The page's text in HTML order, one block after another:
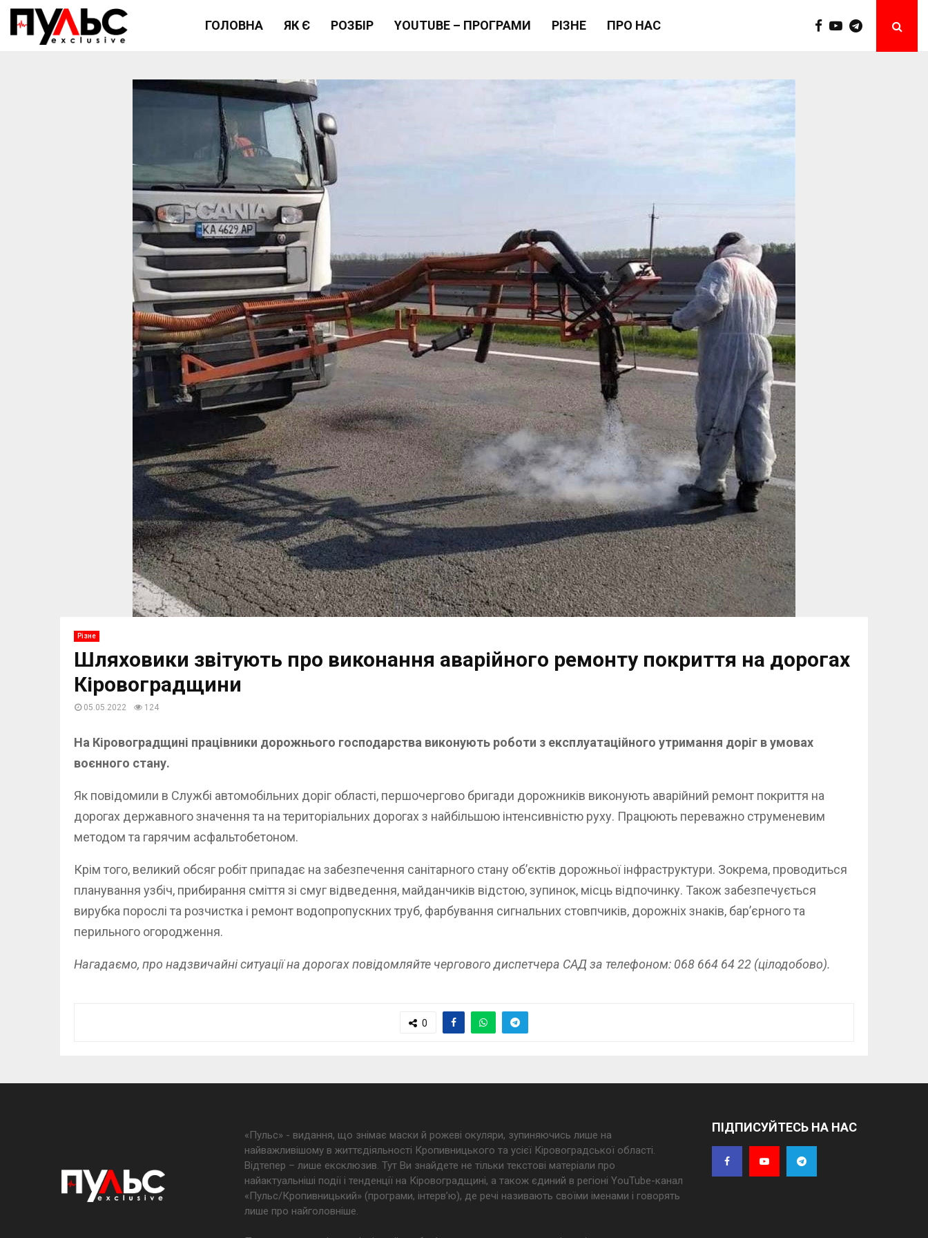
ГОЛОВНА ЯК Є РОЗБІР YOUTUBE – ПРОГРАМИ РІЗНЕ ПРО НАС
Різне
Шляховики звітують про виконання аварійного ремонту покриття на дорогах
Кіровоградщини
05.05.2022 124
На Кіровоградщині працівники дорожнього господарства виконують роботи з експлуатаційного утримання доріг в умовах
воєнного стану.
Як повідомили в Службі автомобільних доріг області, першочергово бригади дорожників виконують аварійний ремонт покриття на
дорогах державного значення та на територіальних дорогах з найбільшою інтенсивністю руху. Працюють переважно струменевим
методом та гарячим асфальтобетоном.
Крім того, великий обсяг робіт припадає на забезпечення санітарного стану об’єктів дорожньої інфраструктури. Зокрема, проводиться
планування узбіч, прибирання сміття зі смуг відведення, майданчиків відстою, зупинок, місць відпочинку. Також забезпечується
вирубка порослі та розчистка і ремонт водопропускних труб, фарбування сигнальних стовпчиків, дорожніх знаків, бар’єрного та
перильного огородження.
Нагадаємо, про надзвичайні ситуації на дорогах повідомляйте чергового диспетчера САД за телефоном: 068 664 64 22 (цілодобово).
0
«Пульс» - видання, що знімає маски й рожеві окуляри, зупиняючись лише на
найважливішому в життєдіяльності Кропивницького та усієї Кіровоградської області.
Відтепер – лише ексклюзив. Тут Ви знайдете не тільки текстові матеріали про
найактуальніші події і тенденції на Кіровоградщині, а також єдиний в регіоні YouTube-канал
«Пульс/Кропивницький» (програми, інтерв’ю), де речі називають своїми іменами і говорять
лише про найголовніше.
ПІДПИСУЙТЕСЬ НА НАС